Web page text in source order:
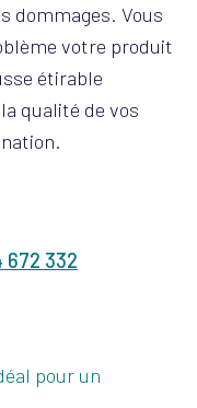
dommages. Vous
votre produit
étirable
qualité de vos
672 332
pour un